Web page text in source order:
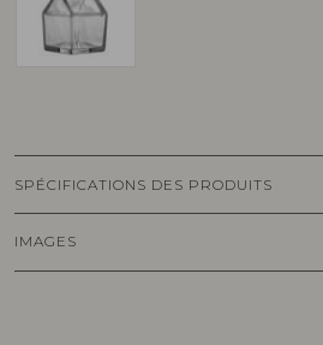
SPÉCIFICATIONS DES PRODUITS
IMAGES